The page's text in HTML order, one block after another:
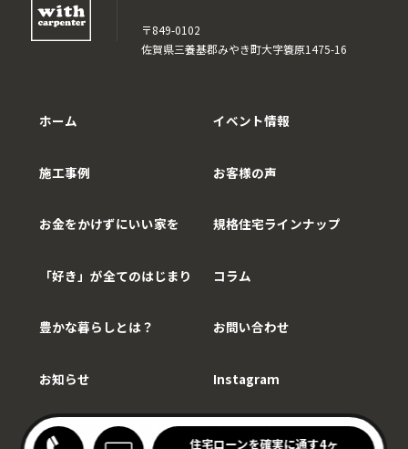
〒849-0102
佐賀県三養基郡みやき町大字簑原1475-16
ホーム
施工事例
お金をかけずにいい家を
「好き」が全てのはじまり
豊かな暮らしとは？
お知らせ
イベント情報
お客様の声
規格住宅ラインナップ
コラム
お問い合わせ
Instagram
Copy©WithCarpenter.
キッチンの家見学会 住宅ローンを確実に通す4ヶ